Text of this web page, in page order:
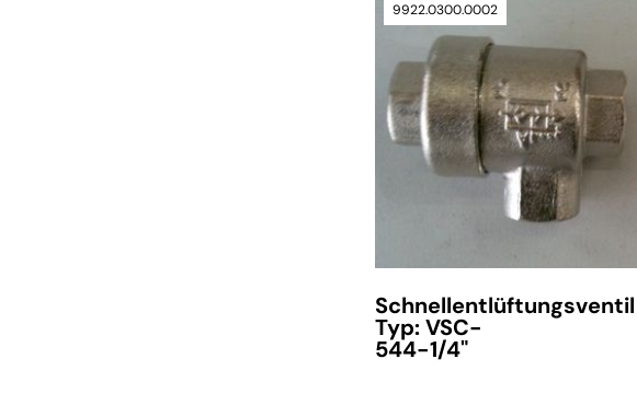
9922.0300.0002
Schnellentlüftungsventil
Typ: VSC-
544-1/4"